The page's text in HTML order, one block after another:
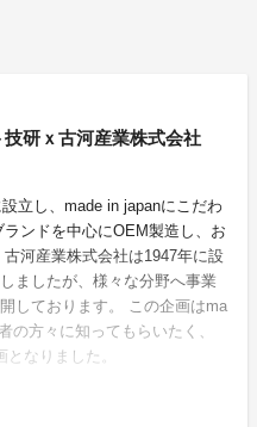
研ｘ古河産業株式会社
立し、made in japanにこだわ
ンドを中心にOEM製造し、お
河産業株式会社は1947年に設
ましたが、様々な分野へ事業
しております。 この企画はma
の方々に知ってもらいたく、
なりました。